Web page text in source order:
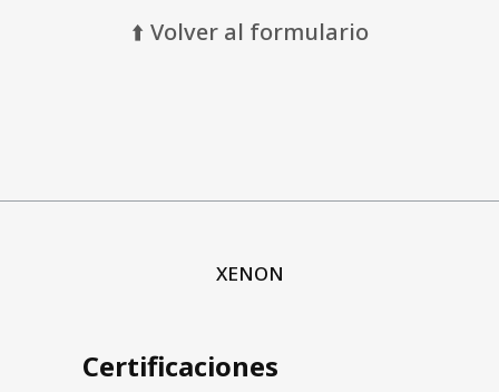
⬆️ Volver al formulario
XENON
Certificaciones